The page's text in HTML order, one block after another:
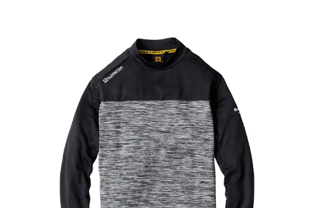
アイトス トレーナー